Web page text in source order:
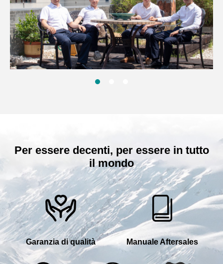
Per essere decenti, per essere in tutto
il mondo
Garanzia di qualità Manuale Aftersales